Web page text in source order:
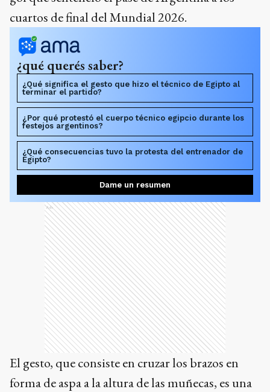
cuartos de final del Mundial 2026.
¿qué querés saber?
¿Qué significa el gesto que hizo el técnico de Egipto al
terminar el partido?
¿Por qué protestó el cuerpo técnico egipcio durante los
festejos argentinos?
¿Qué consecuencias tuvo la protesta del entrenador de
Egipto?
Dame un resumen
Ads
El gesto, que consiste en cruzar los brazos en
forma de aspa a la altura de las muñecas, es una